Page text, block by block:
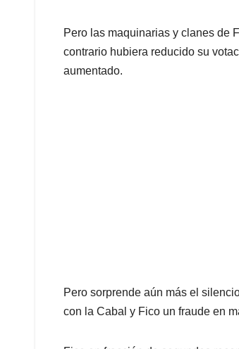
Pero las maquinarias y clanes de
contrario hubiera reducido su
aumentado.
Pero sorprende aún más el
con la Cabal y Fico un fraude en